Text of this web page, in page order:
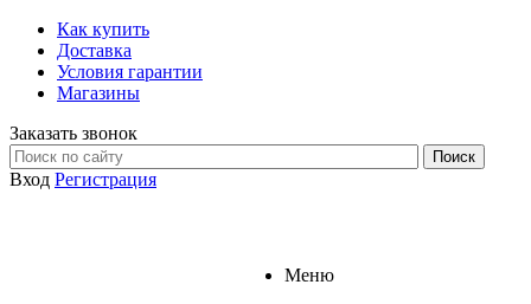
Как купить
Доставка
Условия гарантии
Магазины
Заказать звонок
Вход Регистрация
Меню